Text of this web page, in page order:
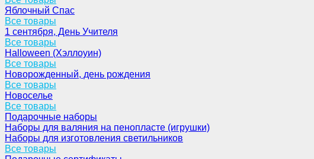
Яблочный Спас
Все товары
1 сентября, День Учителя
Все товары
Halloween (Хэллоуин)
Все товары
Новорожденный, день рождения
Все товары
Новоселье
Все товары
Подарочные наборы
Наборы для валяния на пенопласте (игрушки)
Наборы для изготовления светильников
Все товары